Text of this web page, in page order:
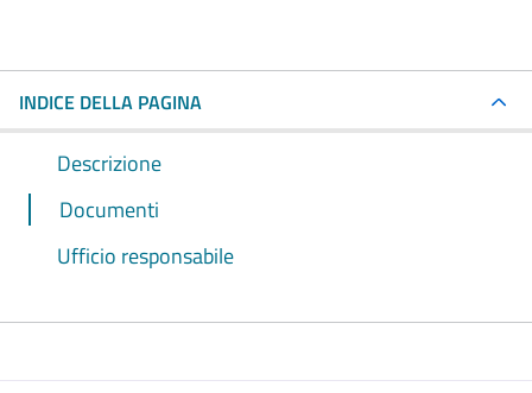
INDICE DELLA PAGINA
Descrizione
Documenti
Ufficio responsabile